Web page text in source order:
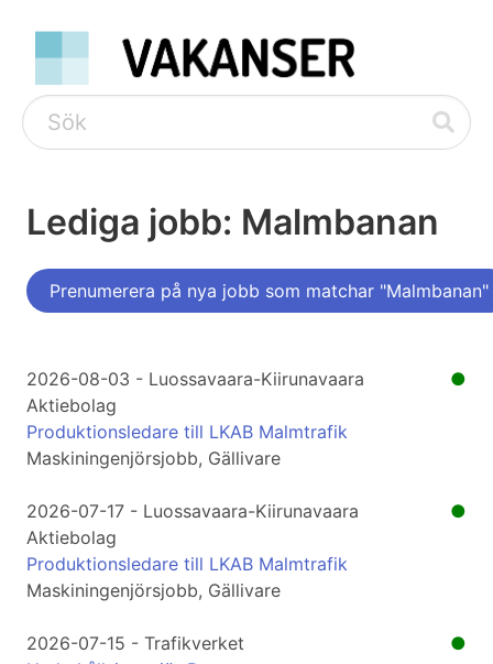
Lediga jobb: Malmbanan
Prenumerera på nya jobb som matchar "Malmbanan"
●
2026-08-03 - Luossavaara-Kiirunavaara
Aktiebolag
Produktionsledare till LKAB Malmtrafik
Maskiningenjörsjobb, Gällivare
●
2026-07-17 - Luossavaara-Kiirunavaara
Aktiebolag
Produktionsledare till LKAB Malmtrafik
Maskiningenjörsjobb, Gällivare
●
2026-07-15 - Trafikverket